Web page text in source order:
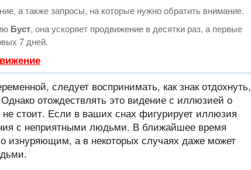
а также запросы, на которые нужно обратить внимание.
Буст, она ускоряет продвижение в десятки раз, а первые
7 дней.
следует воспринимать, как знак отдохнуть,
отождествлять это видение с иллюзией о
стоит. Если в ваших снах фигурирует иллюзия
с неприятными людьми. В ближайшее время
изнуряющим, а в некоторых случаях даже может